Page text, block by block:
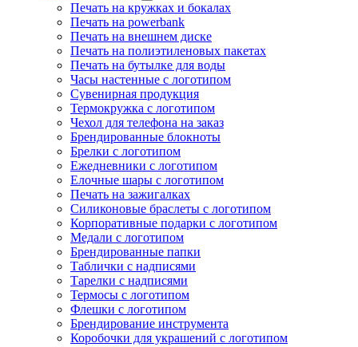
Печать на кружках и бокалах
Печать на powerbank
Печать на внешнем диске
Печать на полиэтиленовых пакетах
Печать на бутылке для воды
Часы настенные с логотипом
Сувенирная продукция
Термокружка с логотипом
Чехол для телефона на заказ
Брендированные блокноты
Брелки с логотипом
Ежедневники с логотипом
Елочные шары с логотипом
Печать на зажигалках
Силиконовые браслеты с логотипом
Корпоративные подарки с логотипом
Медали с логотипом
Брендированные папки
Таблички с надписями
Тарелки с надписями
Термосы с логотипом
Флешки с логотипом
Брендирование инструмента
Коробочки для украшений с логотипом